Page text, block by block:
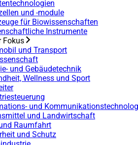
und -module
für Biowissenschaften
Instrumente
Fokus
und Transport
und Gebäudetechnik
Wellness und Sport
und
und Landwirtschaft
Raumfahrt
und Schutz